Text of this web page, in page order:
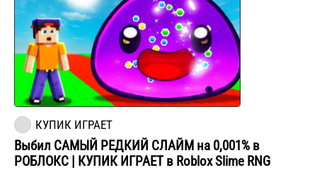
КУПИК ИГРАЕТ
Выбил САМЫЙ РЕДКИЙ СЛАЙМ на 0,001% в
РОБЛОКС | КУПИК ИГРАЕТ в Roblox Slime RNG